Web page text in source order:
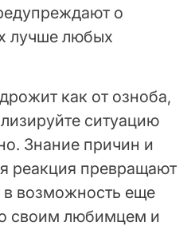
о
лучше любых
как от озноба,
ситуацию
Знание причин и
реакция превращают
возможность еще
своим любимцем и